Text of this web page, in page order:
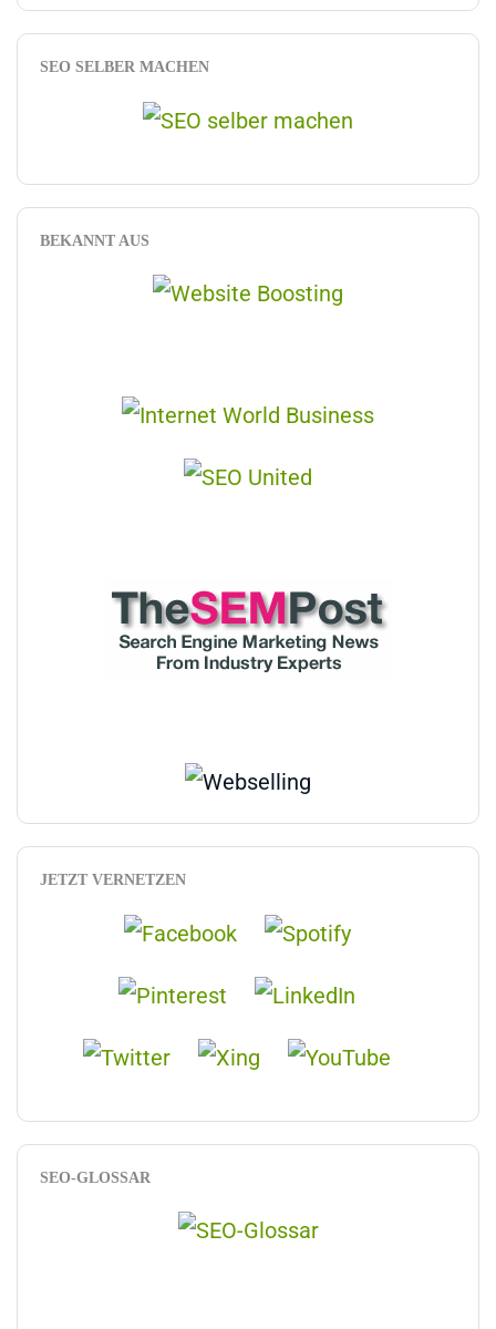
SEO SELBER MACHEN
BEKANNT AUS
JETZT VERNETZEN
SEO-GLOSSAR